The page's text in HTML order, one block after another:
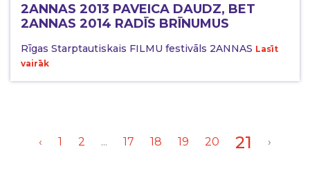
2ANNAS 2013 PAVEICA DAUDZ, BET
2ANNAS 2014 RADĪS BRĪNUMUS
Rīgas Starptautiskais FILMU festivāls 2ANNAS Lasīt
vairāk
‹ 1 2 ... 17 18 19 20 21 ›